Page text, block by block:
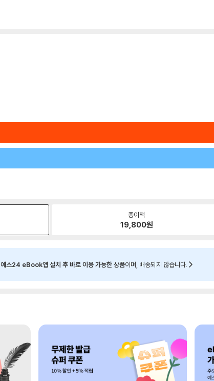
종이책
19,800원
예스24 eBook앱 설치 후 바로 이용 가능한 상품이며, 배송되지 않습니다.